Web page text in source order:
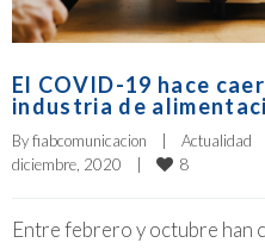
El COVID-19 hace
industria de
By fiabcomunicacion Actualidad
diciembre, 2020
8
Entre febrero y octubre han